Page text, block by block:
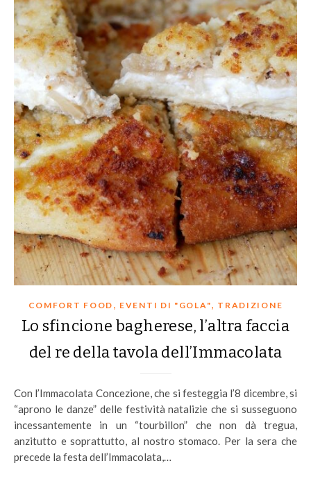
COMFORT FOOD , EVENTI DI "GOLA", TRADIZIONE
Lo sfincione bagherese, l’altra faccia
del re della tavola dell’Immacolata
Con l’Immacolata Concezione, che si festeggia l’8 dicembre, si
“aprono le danze” delle festività natalizie che si susseguono
incessantemente in un “tourbillon” che non dà tregua,
anzitutto e soprattutto, al nostro stomaco. Per la sera che
precede la festa dell’Immacolata,…